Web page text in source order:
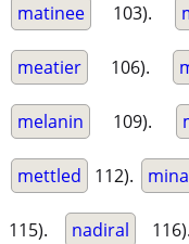
matinee 103).
meatier 106).
melanin 109).
mettled 112).
115). nadiral